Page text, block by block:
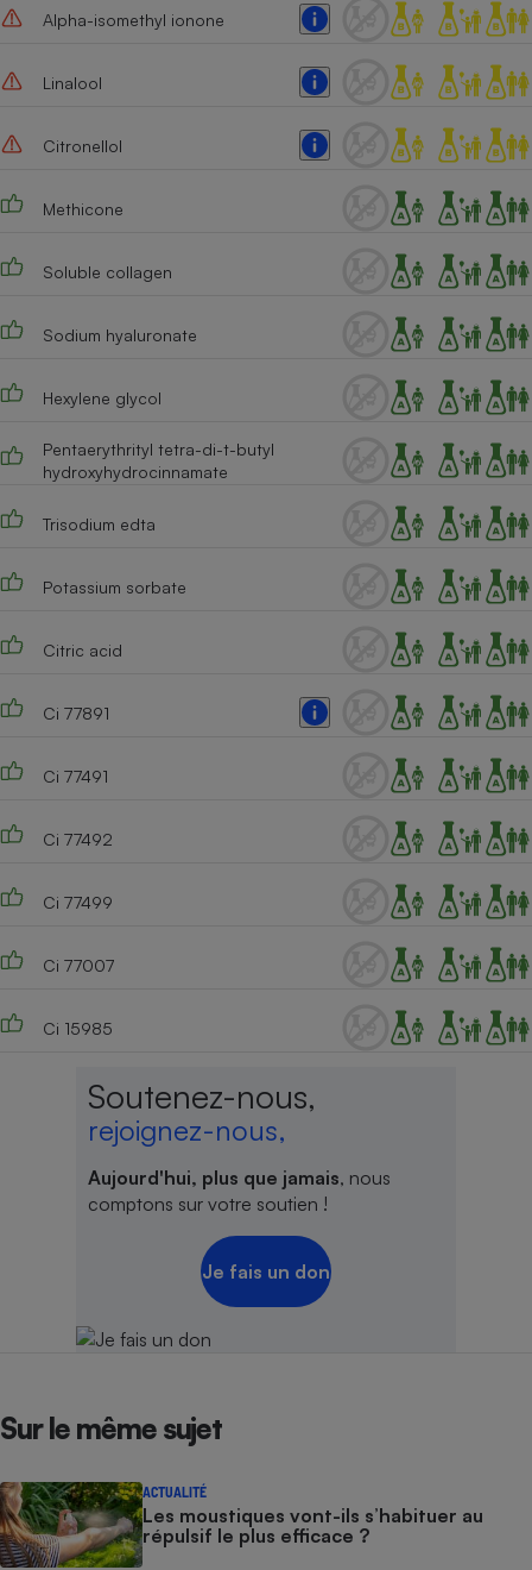
Alpha-isomethyl ionone
Linalool
Citronellol
Methicone
Soluble collagen
Sodium hyaluronate
Hexylene glycol
Pentaerythrityl tetra-di-t-butyl
hydroxyhydrocinnamate
Trisodium edta
Potassium sorbate
Citric acid
Ci 77891
Ci 77491
Ci 77492
Ci 77499
Ci 77007
Ci 15985
Soutenez-nous,
rejoignez-nous,
Aujourd'hui, plus que jamais, nous
comptons sur votre soutien !
Je fais un don
Sur le même sujet
ACTUALITÉ
Les moustiques vont-ils s’habituer au
répulsif le plus efficace ?